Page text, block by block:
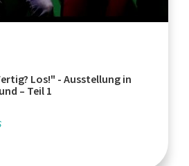
Los!" - Ausstellung in
– Teil 1